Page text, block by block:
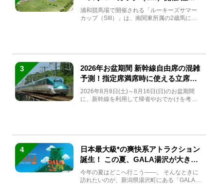
馬と見どころをチェック
浦和競馬場で開催される「ルーキーズサマー
カップ（SIII）」は、南関東所属の2歳馬によ
3
2026年お盆期間 新幹線自由席の混雑
予測！指定席満席時に使える立席特
急券も解説
2026年8月8日(土)～8月16日(日)のお盆期間
に、新幹線を利用して帰省やおでかけを考え
4
日本最大級*の爽快系アトラクション
誕生！ この夏、GALA湯沢が大きく
生まれ変わる
今年の夏はどこへ行こう――。 そんなときに
訪れたいのが、新潟県湯沢町にある「GALA湯